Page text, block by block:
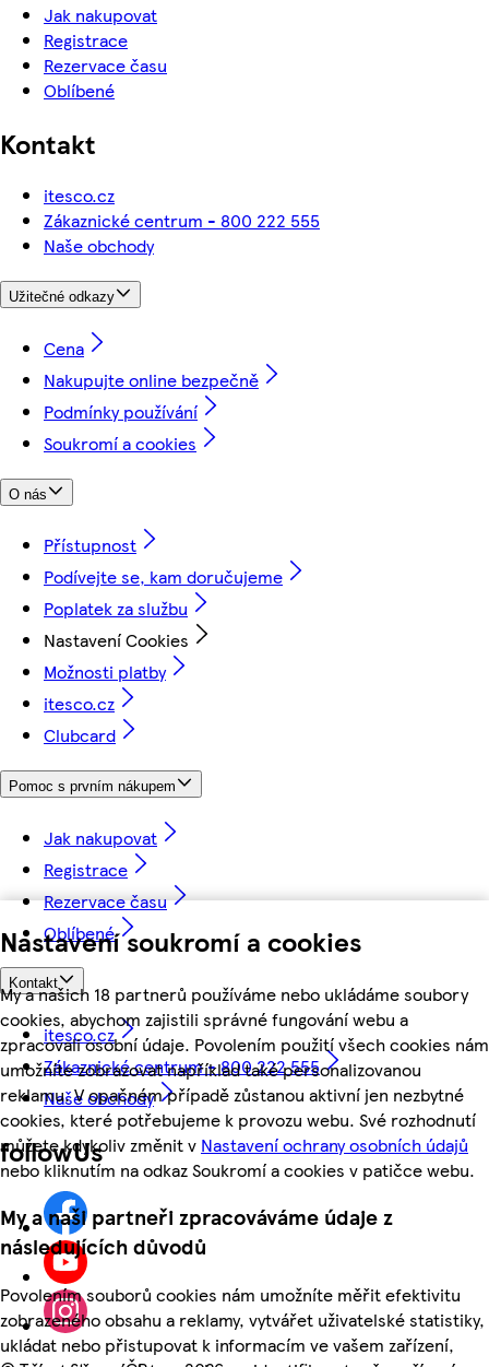
Nastavení soukromí a cookies
My a našich 18 partnerů používáme nebo ukládáme soubory
cookies, abychom zajistili správné fungování webu a
zpracovali osobní údaje. Povolením použití všech cookies nám
umožníte zobrazovat například také personalizovanou
reklamu. V opačném případě zůstanou aktivní jen nezbytné
cookies, které potřebujeme k provozu webu. Své rozhodnutí
můžete kdykoliv změnit v Nastavení ochrany osobních údajů
nebo kliknutím na odkaz Soukromí a cookies v patičce webu.
My a naši partneři zpracováváme údaje z
následujících důvodů
Povolením souborů cookies nám umožníte měřit efektivitu
zobrazeného obsahu a reklamy, vytvářet uživatelské statistiky,
ukládat nebo přistupovat k informacím ve vašem zařízení,
Jak nakupovat
Registrace
Rezervace času
Oblíbené
Kontakt
itesco.cz
Zákaznické centrum - 800 222 555
Naše obchody
Užitečné odkazy
Cena
Nakupujte online bezpečně
Podmínky používání
Soukromí a cookies
O nás
Přístupnost
Podívejte se, kam doručujeme
Poplatek za službu
Nastavení Cookies
Možnosti platby
itesco.cz
Clubcard
Pomoc s prvním nákupem
Jak nakupovat
Registrace
Rezervace času
Oblíbené
Kontakt
itesco.cz
Zákaznické centrum - 800 222 555
Naše obchody
followUs